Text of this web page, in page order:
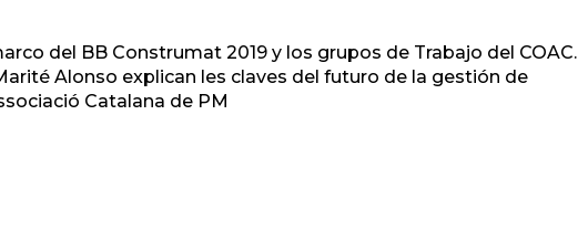
del BB Construmat 2019 y los grupos de Trabajo del COAC.
Alonso explican les claves del futuro de la gestión de
Catalana de PM